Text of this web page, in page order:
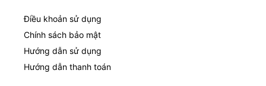
Điều khoản sử dụng
Chính sách bảo mật
Hướng dẫn sử dụng
Hướng dẫn thanh toán